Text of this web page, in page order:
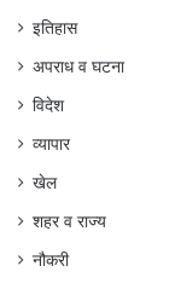
इतिहास
अपराध व घटना
विदेश
व्यापार
खेल
शहर व राज्य
नौकरी